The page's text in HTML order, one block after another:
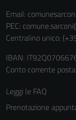
Email:
PEC:
Centralino unico:
IBAN:
Conto corrente
Leggi le FAQ
Prenotazione